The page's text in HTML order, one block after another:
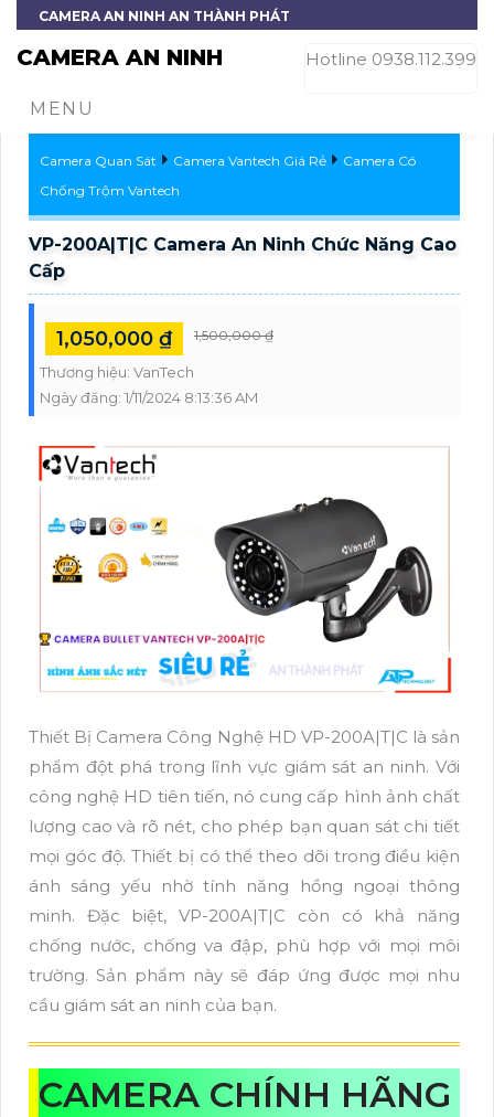
CAMERA AN NINH AN THÀNH PHÁT
CAMERA AN NINH Hotline 0938.112.399
MENU
Camera Quan Sát Camera Vantech Giá Rẻ
Camera Có
Chống Trộm Vantech
VP-200A|T|C Camera An Ninh Chức Năng Cao
Cấp
1,050,000 ₫ 1,500,000 ₫
Thương hiệu: VanTech
Ngày đăng: 1/11/2024 8:13:36 AM
Thiết Bị Camera Công Nghệ HD VP-200A|T|C là sản
phẩm đột phá trong lĩnh vực giám sát an ninh. Với
công nghệ HD tiên tiến, nó cung cấp hình ảnh chất
lượng cao và rõ nét, cho phép bạn quan sát chi tiết
mọi góc độ. Thiết bị có thể theo dõi trong điều kiện
ánh sáng yếu nhờ tính năng hồng ngoại thông
minh. Đặc biệt, VP-200A|T|C còn có khả năng
chống nước, chống va đập, phù hợp với mọi môi
trường. Sản phẩm này sẽ đáp ứng được mọi nhu
cầu giám sát an ninh của bạn.
CAMERA CHÍNH HÃNG